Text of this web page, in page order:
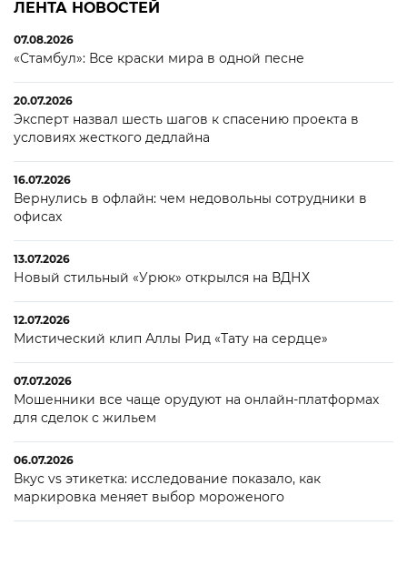
ЛЕНТА НОВОСТЕЙ
07.08.2026
«Стамбул»: Все краски мира в одной песне
20.07.2026
Эксперт назвал шесть шагов к спасению проекта в
условиях жесткого дедлайна
16.07.2026
Вернулись в офлайн: чем недовольны сотрудники в
офисах
13.07.2026
Новый стильный «Урюк» открылся на ВДНХ
12.07.2026
Мистический клип Аллы Рид «Тату на сердце»
07.07.2026
Мошенники все чаще орудуют на онлайн-платформах
для сделок с жильем
06.07.2026
Вкус vs этикетка: исследование показало, как
маркировка меняет выбор мороженого